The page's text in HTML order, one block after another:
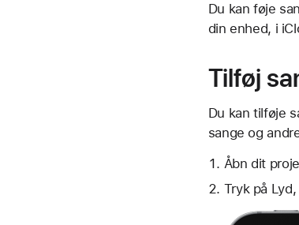
Du kan føje
din enhed, i
Tilføj
Du kan tilføje
sange og
Åbn dit
Tryk på